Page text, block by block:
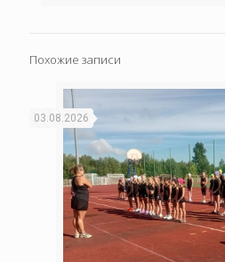
Похожие записи
03.08.2026